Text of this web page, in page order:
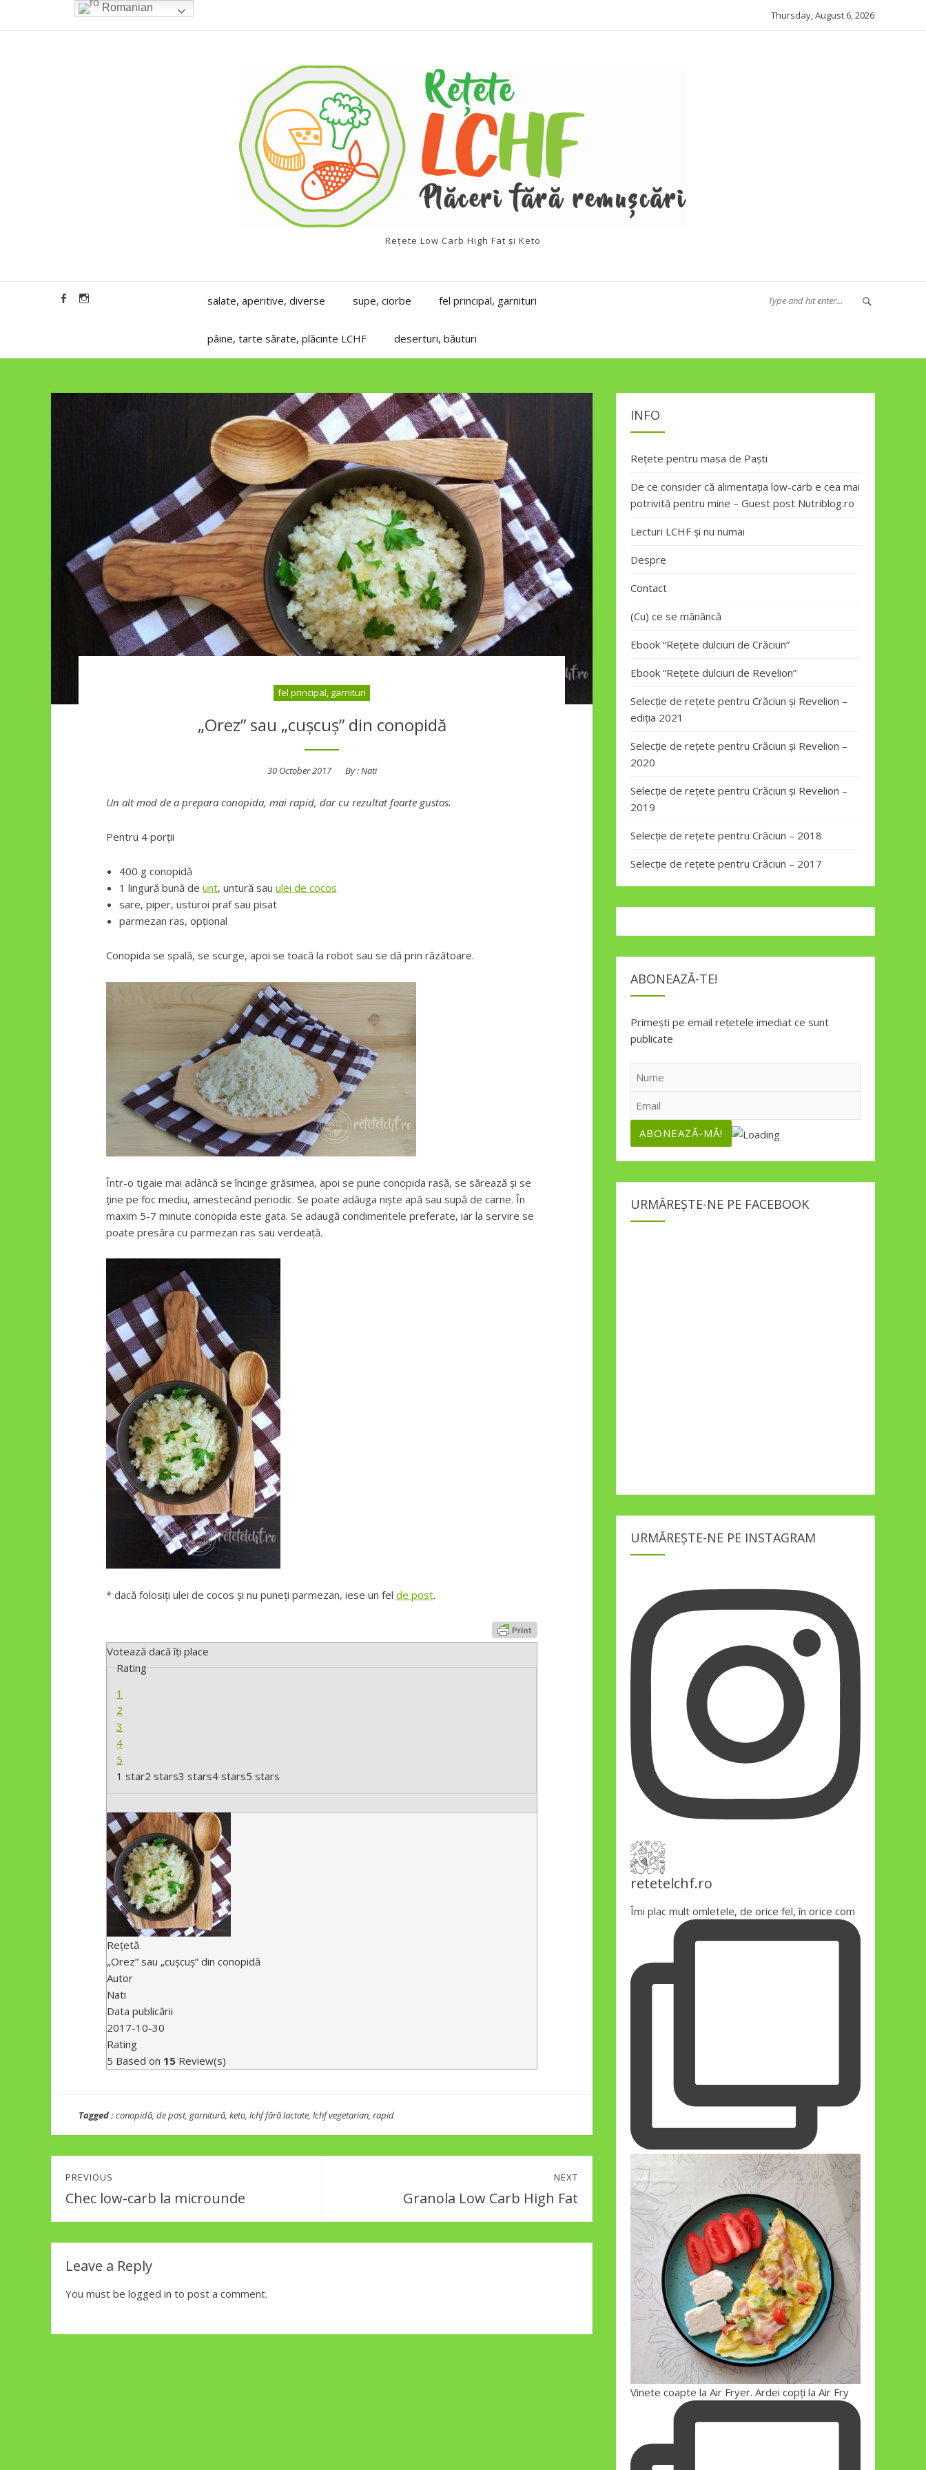
Thursday, August 6, 2026
Rețete Low Carb High Fat și Keto
salate, aperitive, diverse supe, ciorbe fel principal, garnituri
pâine, tarte sărate, plăcinte LCHF deserturi, băuturi
fel principal, garnituri
„Orez” sau „cușcuș” din conopidă
Posted
30 October 2017 By :Nati
Un alt mod de a prepara conopida, mai rapid, dar cu rezultat foarte gustos.
Pentru 4 porții
400 g conopidă
1 lingură bună de unt, untură sau ulei de cocos
sare, piper, usturoi praf sau pisat
parmezan ras, opțional
Conopida se spală, se scurge, apoi se toacă la robot sau se dă prin răzătoare.
Într-o tigaie mai adâncă se încinge grăsimea, apoi se pune conopida rasă, se sărează și se
ține pe foc mediu, amestecând periodic. Se poate adăuga niște apă sau supă de carne. În
maxim 5-7 minute conopida este gata. Se adaugă condimentele preferate, iar la servire se
poate presăra cu parmezan ras sau verdeață.
* dacă folosiți ulei de cocos și nu puneți parmezan, iese un fel de post.
Votează dacă îți place
Rating
1
2
3
4
5
1 star2 stars3 stars4 stars5 stars
Rețetă
„Orez” sau „cușcuș” din conopidă
Autor
Nati
Data publicării
2017-10-30
Rating
5 Based on 15 Review(s)
Tagged :conopidă, de post, garnitură, keto, lchf fără lactate, lchf vegetarian, rapid
Post
navigation
PREVIOUS
Previous
Chec low-carb la microunde
NEXT
Granola Low Carb High Fat
Leave a Reply
You must be logged in to post a comment.
INFO
Rețete pentru masa de Paști
De ce consider că alimentația low-carb e cea mai
potrivită pentru mine – Guest post Nutriblog.ro
Lecturi LCHF și nu numai
Despre
Contact
(Cu) ce se mănâncă
Ebook “Rețete dulciuri de Crăciun”
Ebook “Rețete dulciuri de Revelion”
Selecție de rețete pentru Crăciun și Revelion –
ediția 2021
Selecție de rețete pentru Crăciun și Revelion –
2020
Selecție de rețete pentru Crăciun și Revelion –
2019
Selecție de rețete pentru Crăciun – 2018
Selecție de rețete pentru Crăciun – 2017
ABONEAZĂ-TE!
Primești pe email rețetele imediat ce sunt
publicate
URMĂREȘTE-NE PE FACEBOOK
URMĂREȘTE-NE PE INSTAGRAM
retetelchf.ro
Îmi plac mult omletele, de orice fel, în orice com
Vinete coapte la Air Fryer. Ardei copți la Air Fry
Romanian